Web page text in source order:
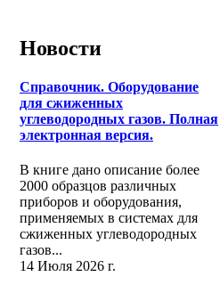
Новости
Справочник. Оборудование
для сжиженных
углеводородных газов. Полная
электронная версия.
В книге дано описание более
2000 образцов различных
приборов и оборудования,
применяемых в системах для
сжиженных углеводородных
газов...
14 Июля 2026 г.